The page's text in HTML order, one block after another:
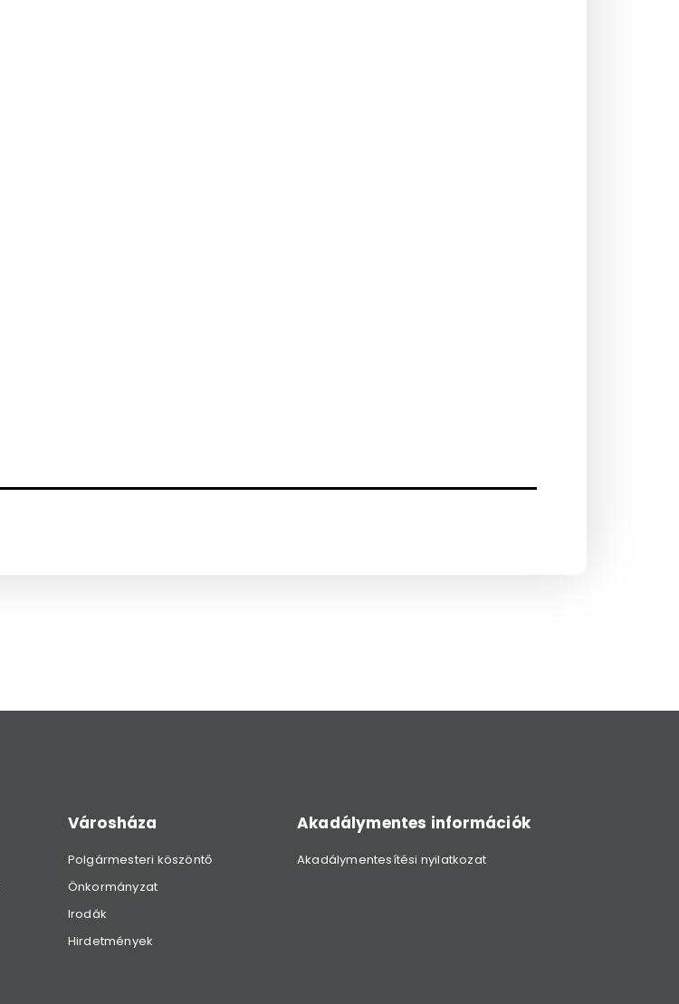
Városháza
Polgármesteri köszöntő
Önkormányzat
Irodák
Hirdetmények
Akadálymentes információk
Akadálymentesítési nyilatkozat